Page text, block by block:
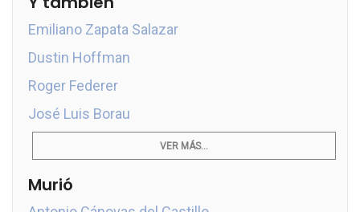
Emiliano Zapata Salazar
Dustin Hoffman
Roger Federer
José Luis Borau
VER MÁS...
Murió